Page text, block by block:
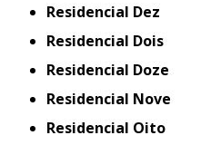
Residencial Dez
Residencial Dois
Residencial Doze
Residencial Nove
Residencial Oito